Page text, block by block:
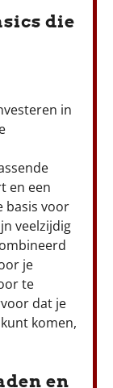
die
in
en een
basis voor
veelzijdig
je
te
dat je
komen,
en